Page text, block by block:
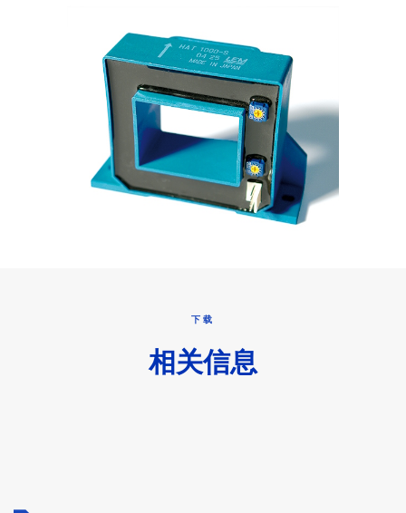
下载
相关信息